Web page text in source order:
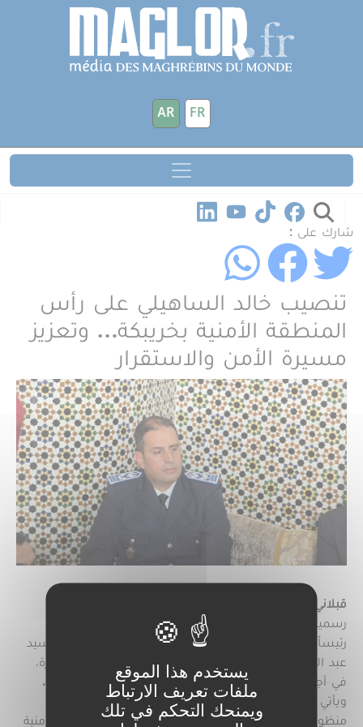
تجاوز إلى المحتوى الرئيسي
FR
AR
شارك على :
تنصيب خالد الساهيلي على رأس
المنطقة الأمنية بخريبكة… وتعزيز
مسيرة الأمن والاستقرار
قبلاني المصطفى.
رسمياً، تم ظهر اليوم حفل تنصيب السيد خالد الساهيلي
رئيساً للمنطقة الأمنية بإقليم خريبكة، وذلك من طرف السيد
عبد الهادي الدكالي نائب والي الأمن بجهة بني ملال خنيفرة،
في أجواء رسمية تعكس أهمية المرحلة وثقل المسؤولية.
ويأتي هذا التنصيب في سياق دينامية متواصلة تعرفها
منظومة الأمن الوطني، من أجل ترسيخ مبادئ الحكامة الأمنية
لوحة إدارة ملفات تعريف الارتباط
يستخدم هذا الموقع
ملفات تعريف الارتباط
ويمنحك التحكم في تلك